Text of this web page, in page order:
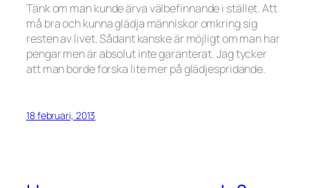
Tänk om man kunde ärva välbefinnande i stället. Att
må bra och kunna glädja människor omkring sig
resten av livet. Sådant kanske är möjligt om man har
pengar men är absolut inte garanterat. Jag tycker
att man borde forska lite mer på glädjespridande.
18 februari, 2013